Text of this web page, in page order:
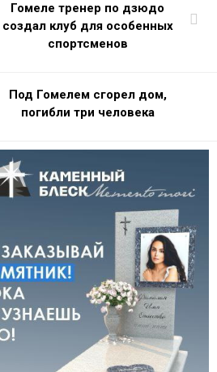
Гомеле тренер по дзюдо
создал клуб для особенных
спортсменов
Под Гомелем сгорел дом,
погибли три человека